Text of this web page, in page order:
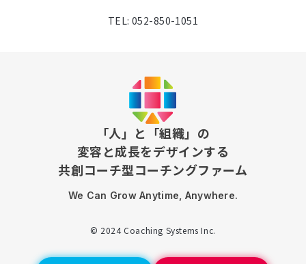
TEL: 052-850-1051
「人」と「組織」の
変容と成長をデザインする
共創コーチ型コーチングファーム
We Can Grow Anytime, Anywhere.
© 2024 Coaching Systems Inc.